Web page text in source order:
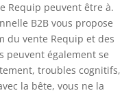
Requip peuvent être à.
B2B vous propose
du vente Requip et des
peuvent également se
troubles cognitifs,
la bête, vous ne la